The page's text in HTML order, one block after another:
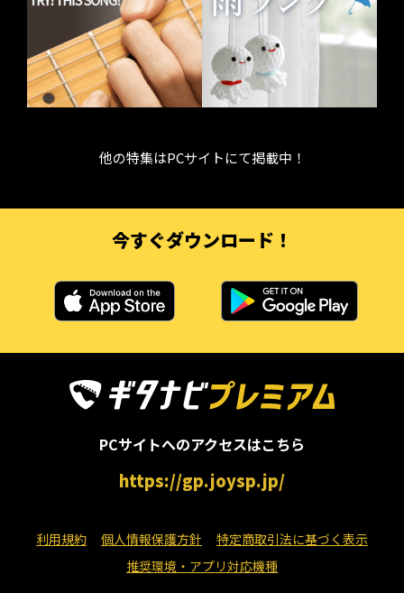
他の特集はPCサイトにて掲載中！
今すぐダウンロード！
PCサイトへのアクセスはこちら
https://gp.joysp.jp/
利用規約 個人情報保護方針
特定商取引法に基づく表示
推奨環境・アプリ対応機種